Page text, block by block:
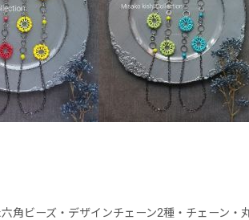
角ビーズ・デザインチェーン2種・チェーン